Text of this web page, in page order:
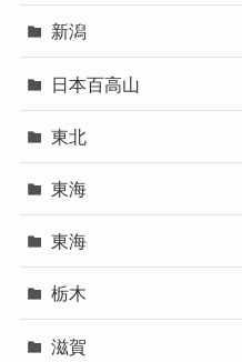
新潟
日本百高山
東北
東海
東海
栃木
滋賀